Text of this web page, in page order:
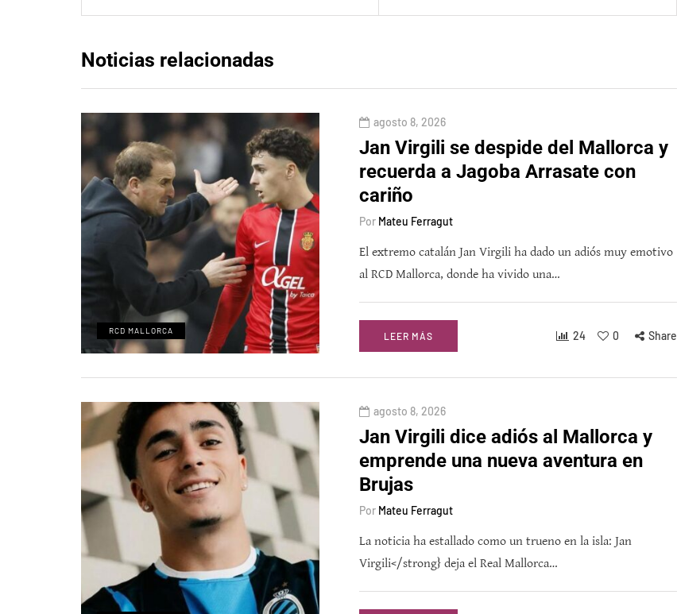
Noticias relacionadas
RCD MALLORCA
agosto 8, 2026
Jan Virgili se despide del Mallorca y
recuerda a Jagoba Arrasate con
cariño
Por Mateu Ferragut
El extremo catalán Jan Virgili ha dado un adiós muy emotivo
al RCD Mallorca, donde ha vivido una…
LEER MÁS 24 0 Share
agosto 8, 2026
Jan Virgili dice adiós al Mallorca y
emprende una nueva aventura en
Brujas
Por Mateu Ferragut
La noticia ha estallado como un trueno en la isla: Jan
Virgili</strong} deja el Real Mallorca…